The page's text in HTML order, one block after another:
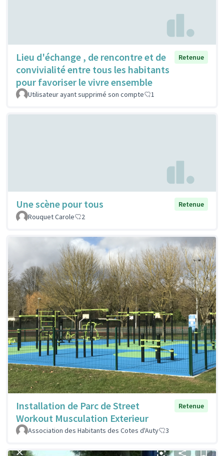
Lieu d'échange , de rencontre et de
convivialité entre tous les habitants
pour favoriser le vivre ensemble
Retenue
Utilisateur ayant supprimé son compte 1
Une scène pour tous
Retenue
Rouquet Carole
2
Installation de Parc de Street
Workout Musculation Exterieur
Retenue
Association des Habitants des Cotes d'Auty 3